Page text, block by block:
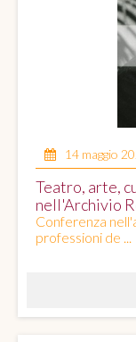
14 maggio
Teatro, arte,
nell'Archivio
Conferenza
professioni de ...